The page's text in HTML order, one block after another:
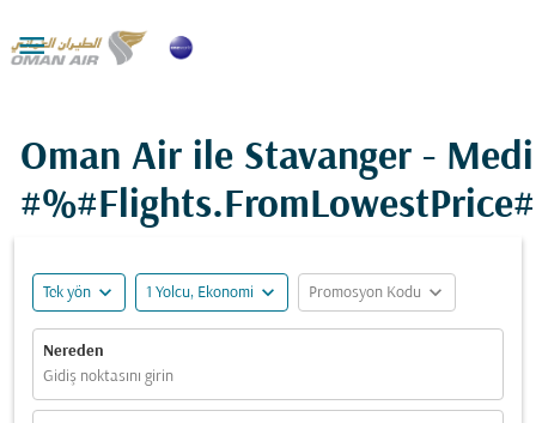

Oman Air ile Stavanger -
Tek yön expand_more 1 Yolcu, Ekonomi expand_more Promosyon Kodu expand_more
Nereden
Gidiş noktasını girin